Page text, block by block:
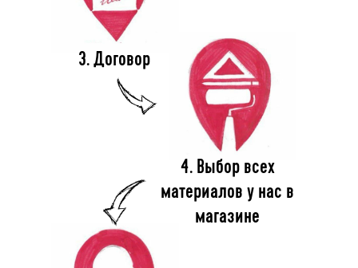
3. Договор
4. Выбор всех
материалов у нас в
магазине